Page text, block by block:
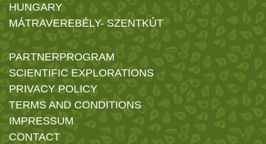
HUNGARY
MÁTRAVEREBÉLY- SZENTKÚT
PARTNERPROGRAM
SCIENTIFIC EXPLORATIONS
PRIVACY POLICY
TERMS AND CONDITIONS
IMPRESSUM
CONTACT